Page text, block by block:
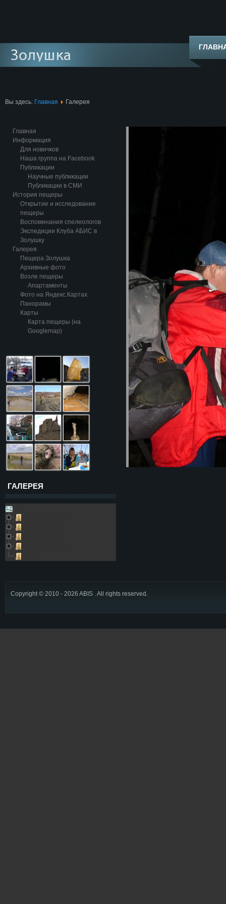
Вы здесь: Главная Галерея
Главная
Информация
Для новичков
Наша группа на Facebook
Публикации
Научные публикации
Публикации в СМИ
История пещеры
Открытие и исследование
пещеры
Воспоминания спелеологов
Экспедиции Клуба АБИС в
Золушку
Галерея
Пещера Золушка
Архивные фото
Возле пещеры
Апартаменты
Фото на Яндекс.Картах
Панорамы
Карты
Карта пещеры (на
Googlemap)
ГАЛЕРЕЯ
Copyright © 2010 - 2026 ABIS . All rights reserved.